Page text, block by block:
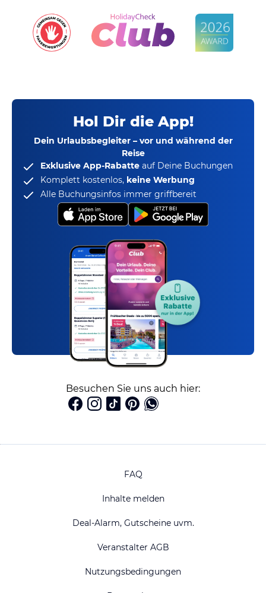
Hol Dir die App!
Dein Urlaubsbegleiter – vor und während der
Reise
Exklusive App-Rabatte auf Deine Buchungen
Komplett kostenlos, keine Werbung
Alle Buchungsinfos immer griffbereit
Besuchen Sie uns auch hier:
FAQ
Inhalte melden
Deal-Alarm, Gutscheine uvm.
Veranstalter AGB
Nutzungsbedingungen